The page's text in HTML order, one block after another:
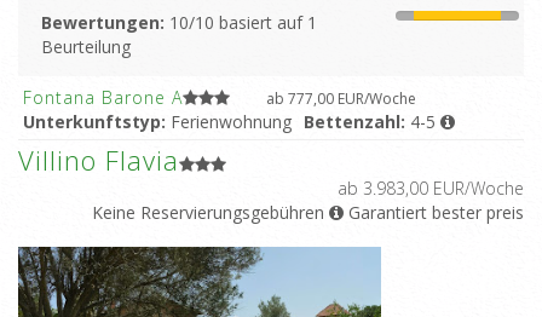
Bewertungen: 10/10 basiert auf 1
Beurteilung
Fontana Barone A ab 777,00 EUR/Woche
Unterkunftstyp: Ferienwohnung Bettenzahl: 4-5
Doppelzimmer:
Piscine: Gemeinsamer Pool
Villino Flavia
ab 3.983,00 EUR/Woche
Keine Reservierungsgebühren
Garantiert bester preis